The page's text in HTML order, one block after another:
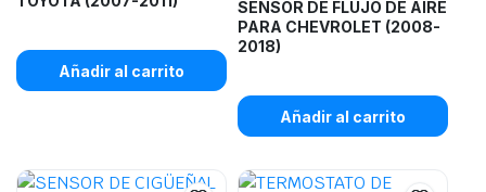
Añadir al carrito
SENSOR DE FLUJO DE AIRE
PARA CHEVROLET (2008-
2018)
Añadir al carrito